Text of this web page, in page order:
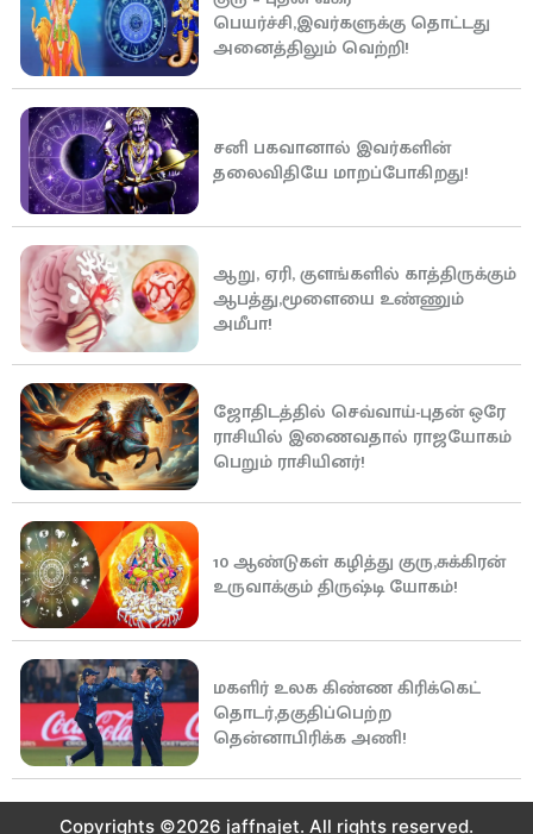
பெயர்ச்சி,இவர்களுக்கு தொட்டது
அனைத்திலும் வெற்றி!
சனி பகவானால் இவர்களின்
தலைவிதியே மாறப்போகிறது!
ஆறு, ஏரி, குளங்களில் காத்திருக்கும்
ஆபத்து,மூளையை உண்ணும்
அமீபா!
ஜோதிடத்தில் செவ்வாய்-புதன் ஒரே
ராசியில் இணைவதால் ராஜயோகம்
பெறும் ராசியினர்!
10 ஆண்டுகள் கழித்து குரு,சுக்கிரன்
உருவாக்கும் திருஷ்டி யோகம்!
மகளிர் உலக கிண்ண கிரிக்கெட்
தொடர்,தகுதிப்பெற்ற
தென்னாபிரிக்க அணி!
Copyrights ©2026 jaffnajet. All rights reserved.